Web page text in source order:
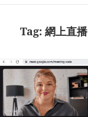
Tag:網上直播